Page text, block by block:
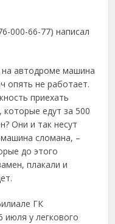
000-66-77) написал
автодроме машина
опять не работает.
приехать
едут за 500
Они и так несут
сломана, –
до этого
плакали и
ГК
июля у легкового